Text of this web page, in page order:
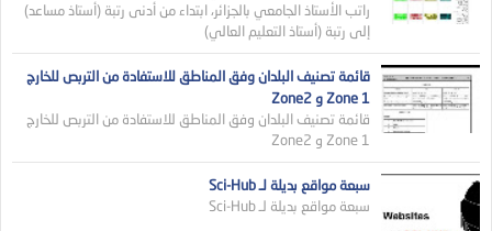
راتب الأستاذ الجامعي بالجزائر، ابتداء من أدنى رتبة (أستاذ مساعد)
إلى رتبة (أستاذ التعليم العالي)
قائمة تصنيف البلدان وفق المناطق للاستفادة من التربص للخارج
Zone 1 و Zone2
قائمة تصنيف البلدان وفق المناطق للاستفادة من التربص للخارج
Zone 1 و Zone2
سبعة مواقع بديلة لـ Sci-Hub
سبعة مواقع بديلة لـ Sci-Hub